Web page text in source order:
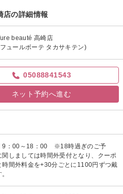
の詳細情報
beauté 高崎店
ュールボーテ タカサキテン)
05088841543
ネット予約へ進む
9：00～18：00 ※18時過ぎのご予
関しましては時間外受付となり、クーポ
時間外料金を+30分ごとに1100円ずつ戴